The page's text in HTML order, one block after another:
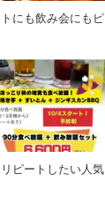
にも飲み会にもピ
ピートしたい人気